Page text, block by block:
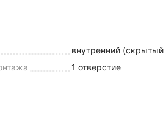
внутренний
1 отверстие